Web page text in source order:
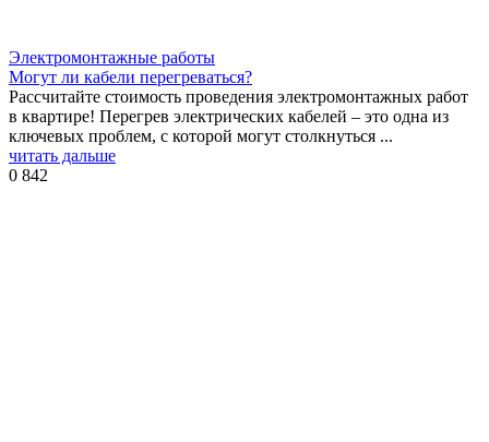
Электромонтажные работы
Могут ли кабели перегреваться?
Рассчитайте стоимость проведения электромонтажных работ
в квартире! Перегрев электрических кабелей – это одна из
ключевых проблем, с которой могут столкнуться ...
читать дальше
0 842